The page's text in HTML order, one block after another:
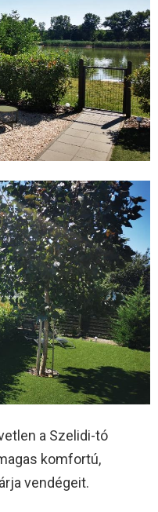
a Szelidi-tó
komfortú,
vendégeit.